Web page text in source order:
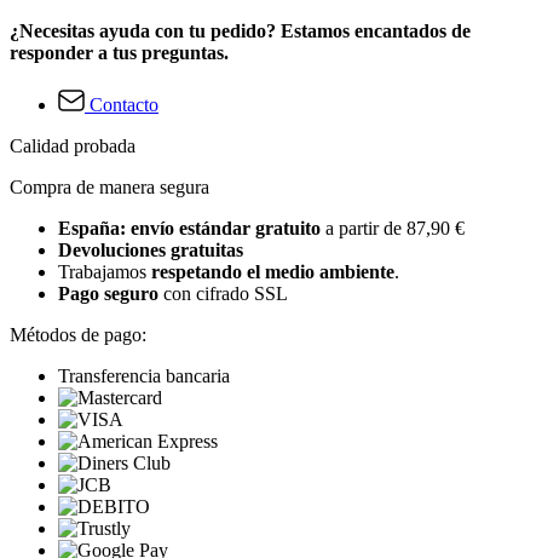
¿Necesitas ayuda con tu pedido? Estamos encantados de
responder a tus preguntas.
Contacto
Calidad probada
Compra de manera segura
España: envío estándar gratuito a partir de 87,90 €
Devoluciones gratuitas
Trabajamos respetando el medio ambiente.
Pago seguro con cifrado SSL
Métodos de pago:
Transferencia bancaria